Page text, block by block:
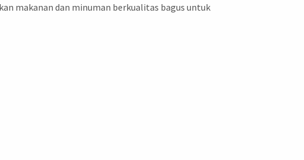
makanan dan minuman berkualitas bagus untuk